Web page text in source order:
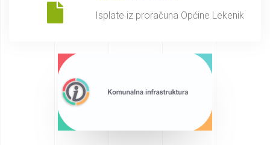
Isplate iz proračuna Općine Lekenik